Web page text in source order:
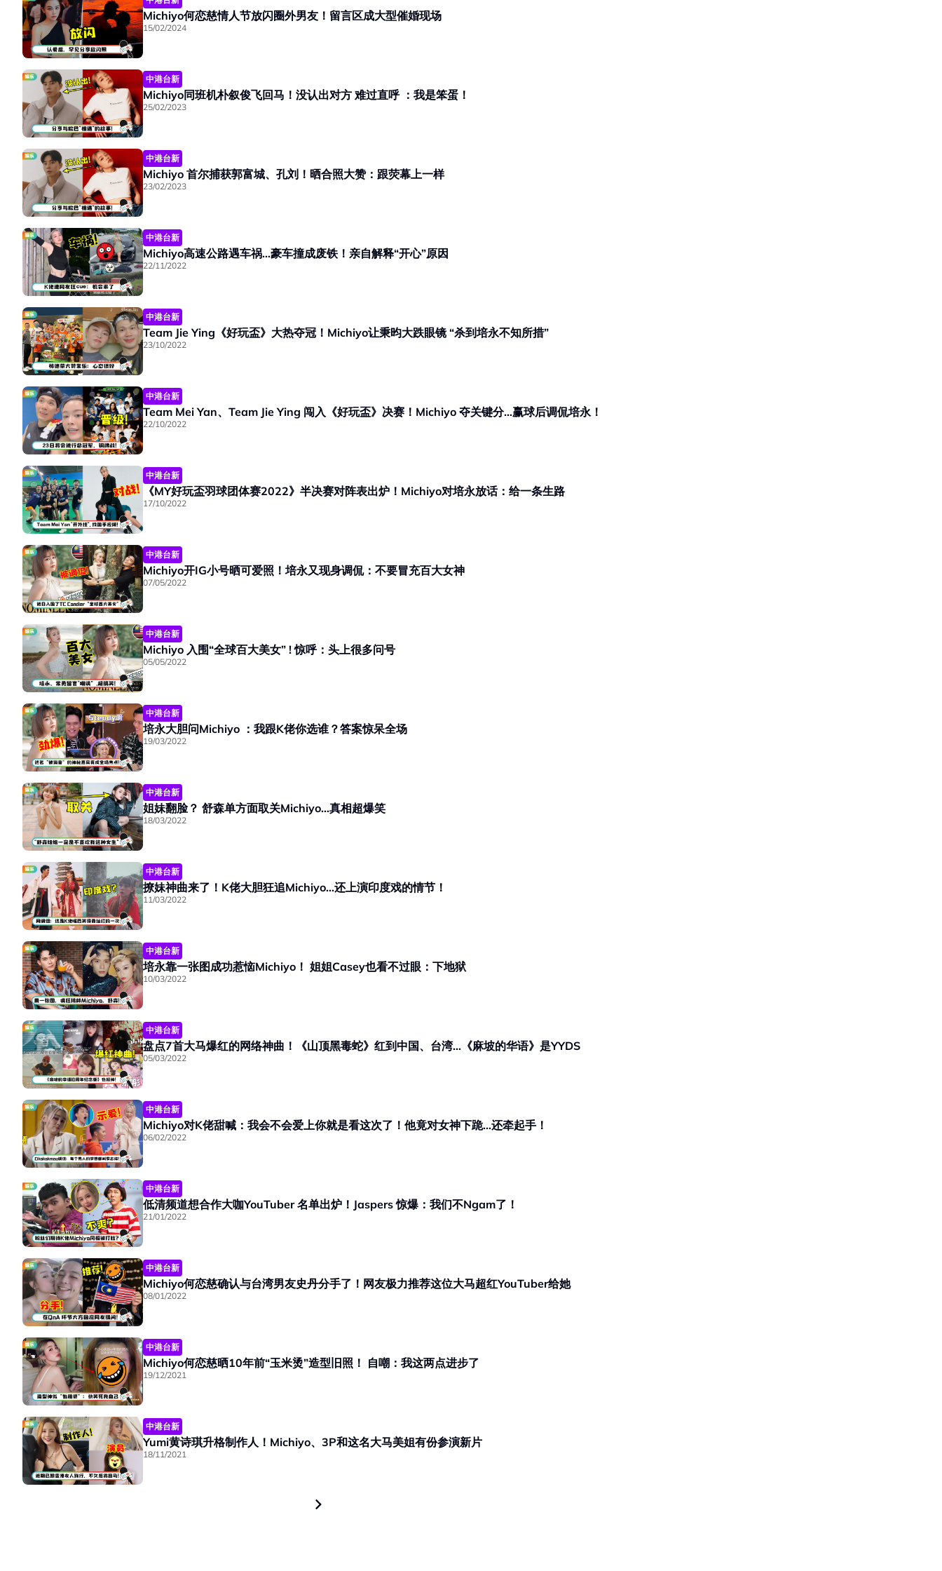
Michiyo何恋慈情人节放闪圈外男友！留言区成大型催婚现场
15/02/2024
中港台新
Michiyo同班机朴叙俊飞回马！没认出对方 难过直呼 ：我是笨蛋！
25/02/2023
中港台新
Michiyo 首尔捕获郭富城、孔刘！晒合照大赞：跟荧幕上一样
23/02/2023
中港台新
Michiyo高速公路遇车祸…豪车撞成废铁！亲自解释“开心”原因
22/11/2022
中港台新
Team Jie Ying《好玩盃》大热夺冠！Michiyo让秉昀大跌眼镜 “杀到培永不知所措”
23/10/2022
中港台新
Team Mei Yan、Team Jie Ying 闯入《好玩盃》决赛！Michiyo 夺关键分…赢球后调侃培永！
22/10/2022
中港台新
《MY好玩盃羽球团体赛2022》半决赛对阵表出炉！Michiyo对培永放话：给一条生路
17/10/2022
中港台新
Michiyo开IG小号晒可爱照！培永又现身调侃：不要冒充百大女神
07/05/2022
中港台新
Michiyo 入围“全球百大美女” ! 惊呼：头上很多问号
05/05/2022
中港台新
培永大胆问Michiyo ：我跟K佬你选谁？答案惊呆全场
19/03/2022
中港台新
姐妹翻脸？ 舒森单方面取关Michiyo...真相超爆笑
18/03/2022
中港台新
撩妹神曲来了！K佬大胆狂追Michiyo…还上演印度戏的情节！
11/03/2022
中港台新
培永靠一张图成功惹恼Michiyo！ 姐姐Casey也看不过眼：下地狱
10/03/2022
中港台新
盘点7首大马爆红的网络神曲！《山顶黑毒蛇》红到中国、台湾…《麻坡的华语》是YYDS
05/03/2022
中港台新
Michiyo对K佬甜喊：我会不会爱上你就是看这次了！他竟对女神下跪…还牵起手！
06/02/2022
中港台新
低清频道想合作大咖YouTuber 名单出炉！Jaspers 惊爆：我们不Ngam了！
21/01/2022
中港台新
Michiyo何恋慈确认与台湾男友史丹分手了！网友极力推荐这位大马超红YouTuber给她
08/01/2022
中港台新
Michiyo何恋慈晒10年前“玉米烫”造型旧照！ 自嘲：我这两点进步了
19/12/2021
中港台新
Yumi黄诗琪升格制作人！Michiyo、3P和这名大马美姐有份参演新片
18/11/2021